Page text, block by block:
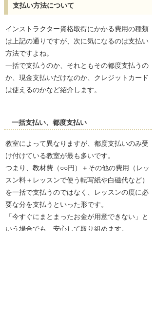
支払い方法について
インストラクター資格取得にかかる費用の種類
は上記の通りですが、次に気になるのは支払い
方法ですよね。
一括で支払うのか、それともその都度支払うの
か、現金支払いだけなのか、クレジットカード
は使えるのかなど紹介します。
一括支払い、都度支払い
教室によって異なりますが、都度支払いのみ受
け付けている教室が最も多いです。
つまり、教材費（○○円）＋その他の費用（レッ
スン料＋レッスンで使う転写紙や白磁代など）
を一括で支払うのではなく、レッスンの度に必
要な分を支払うといった形です。
「今すぐにまとまったお金が用意できない」と
いう場合でも、安心して取り組めます。